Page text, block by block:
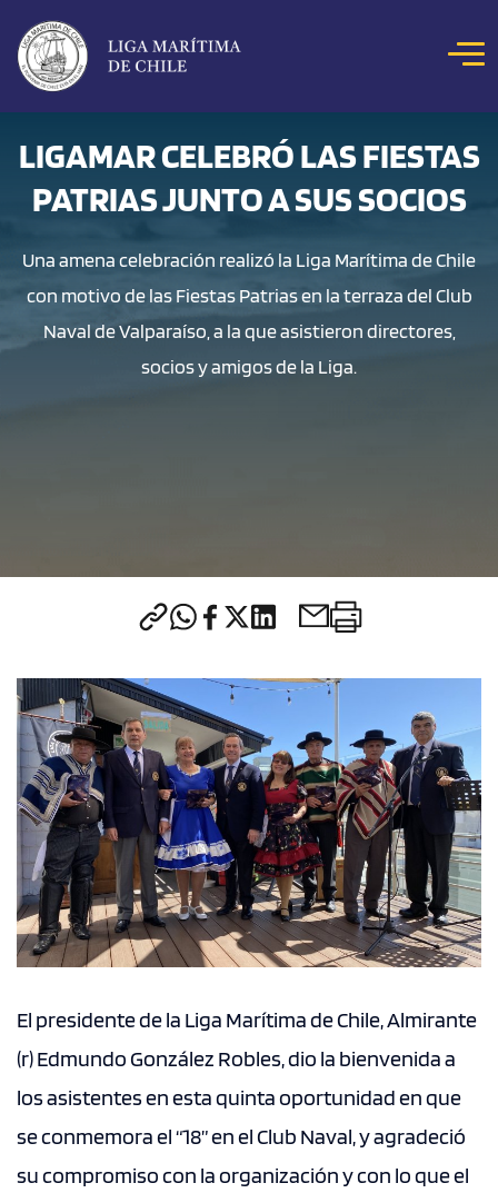
NOSOTROS
COLOQUIOS
CONCURSOS
REVISTA MAR
HITOS MARÍTIMOS
modo claro
LIGAMAR CELEBRÓ LAS FIESTAS
PATRIAS JUNTO A SUS SOCIOS
Una amena celebración realizó la Liga Marítima de Chile
con motivo de las Fiestas Patrias en la terraza del Club
Naval de Valparaíso, a la que asistieron directores,
socios y amigos de la Liga.
El presidente de la Liga Marítima de Chile, Almirante
(r) Edmundo González Robles, dio la bienvenida a
los asistentes en esta quinta oportunidad en que
se conmemora el “18” en el Club Naval, y agradeció
su compromiso con la organización y con lo que el